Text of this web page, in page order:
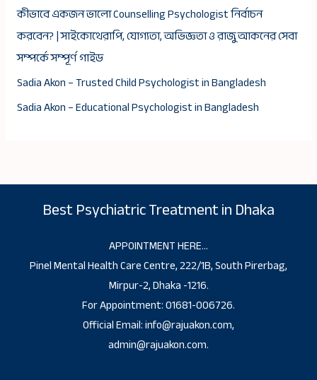
কীভাবে একজন ভালো Counselling Psychologist নির্বাচন
করবেন? | সাইকোথেরাপি, যোগ্যতা, অভিজ্ঞতা ও রাজু আকনের সেবা
সম্পর্কে সম্পূর্ণ গাইড
Sadia Akon – Trusted Child Psychologist in Bangladesh
Sadia Akon – Educational Psychologist in Bangladesh
Best Psychiatric Treatment in Dhaka
APPOINTMENT HERE…
Pinel Mental Health Care Centre, 222/1B, South Pirerbag,
Mirpur-2, Dhaka -1216.
For Appointment: 01681-006726.
Official Email: info@rajuakon.com,
admin@rajuakon.com.